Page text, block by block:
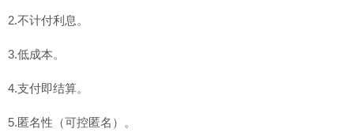
2.不计付利息。
3.低成本。
4.支付即结算。
5.匿名性（可控匿名）。